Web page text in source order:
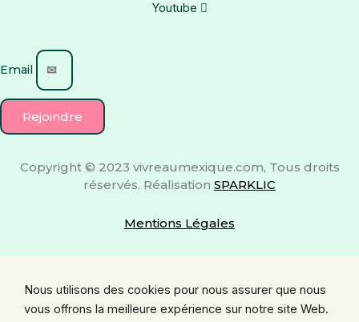
Youtube
Email
Rejoindre
Copyright © 2023 vivreaumexique.com, Tous droits
réservés. Réalisation SPARKLIC
Mentions Légales
Nous utilisons des cookies pour nous assurer que nous
vous offrons la meilleure expérience sur notre site Web.